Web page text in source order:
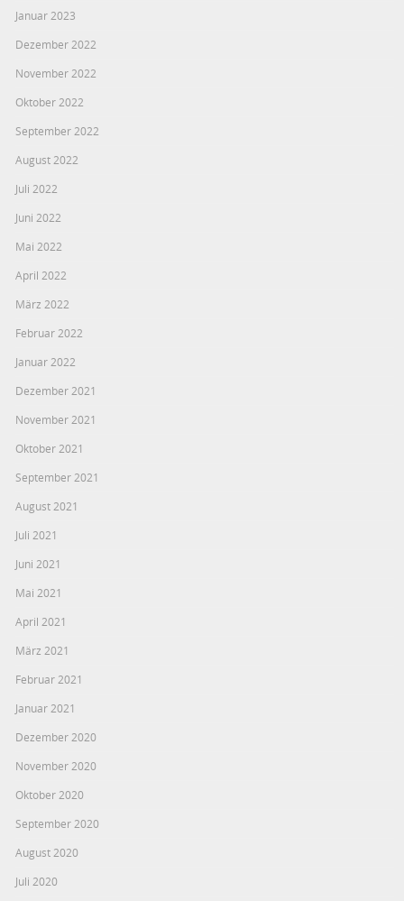
Januar 2023
Dezember 2022
November 2022
Oktober 2022
September 2022
August 2022
Juli 2022
Juni 2022
Mai 2022
April 2022
März 2022
Februar 2022
Januar 2022
Dezember 2021
November 2021
Oktober 2021
September 2021
August 2021
Juli 2021
Juni 2021
Mai 2021
April 2021
März 2021
Februar 2021
Januar 2021
Dezember 2020
November 2020
Oktober 2020
September 2020
August 2020
Juli 2020